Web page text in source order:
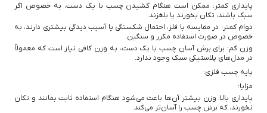
پایداری کمتر: ممکن است هنگام کشیدن چسب با یک دست، به خصوص اگر
سبک باشند، تکان بخورند یا بلغزند.
دوام کمتر: در مقایسه با فلز، احتمال شکستگی یا آسیب دیدگی بیشتری دارند، به
خصوص در صورت استفاده مکرر و سنگین.
وزن کم: برای برش آسان چسب با یک دست، به وزن کافی نیاز است که معمولاً
در مدل‌های پلاستیکی سبک وجود ندارد.
پایه چسب فلزی:
مزایا:
پایداری بالا: وزن بیشتر آن‌ها باعث می‌شود هنگام استفاده ثابت بمانند و تکان
نخورند، که برش چسب را آسان‌تر می‌کند.